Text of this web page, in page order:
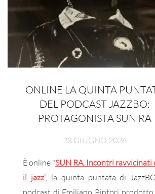
ONLINE LA QUINTA
DEL PODCAST JAZZBO:
PROTAGONISTA SUN RA
23 GIUGNO 2026
È online "SUN RA. Incontri ravvicinati
il jazz”, la quinta puntata di
podcast di Emiliano Pintori prodotto